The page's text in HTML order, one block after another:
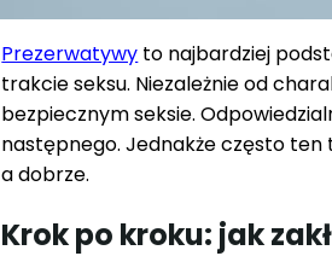
Prezerwatywy to najbardziej
trakcie seksu. Niezależnie od
bezpiecznym seksie.
następnego. Jednakże często
a dobrze.
Krok po kroku: jak